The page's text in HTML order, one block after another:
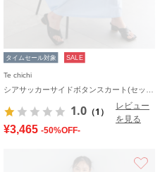
タイムセール対象 SALE
Te chichi
1.0 （1）
レビュー
を見る
¥3,465 -50%OFF-